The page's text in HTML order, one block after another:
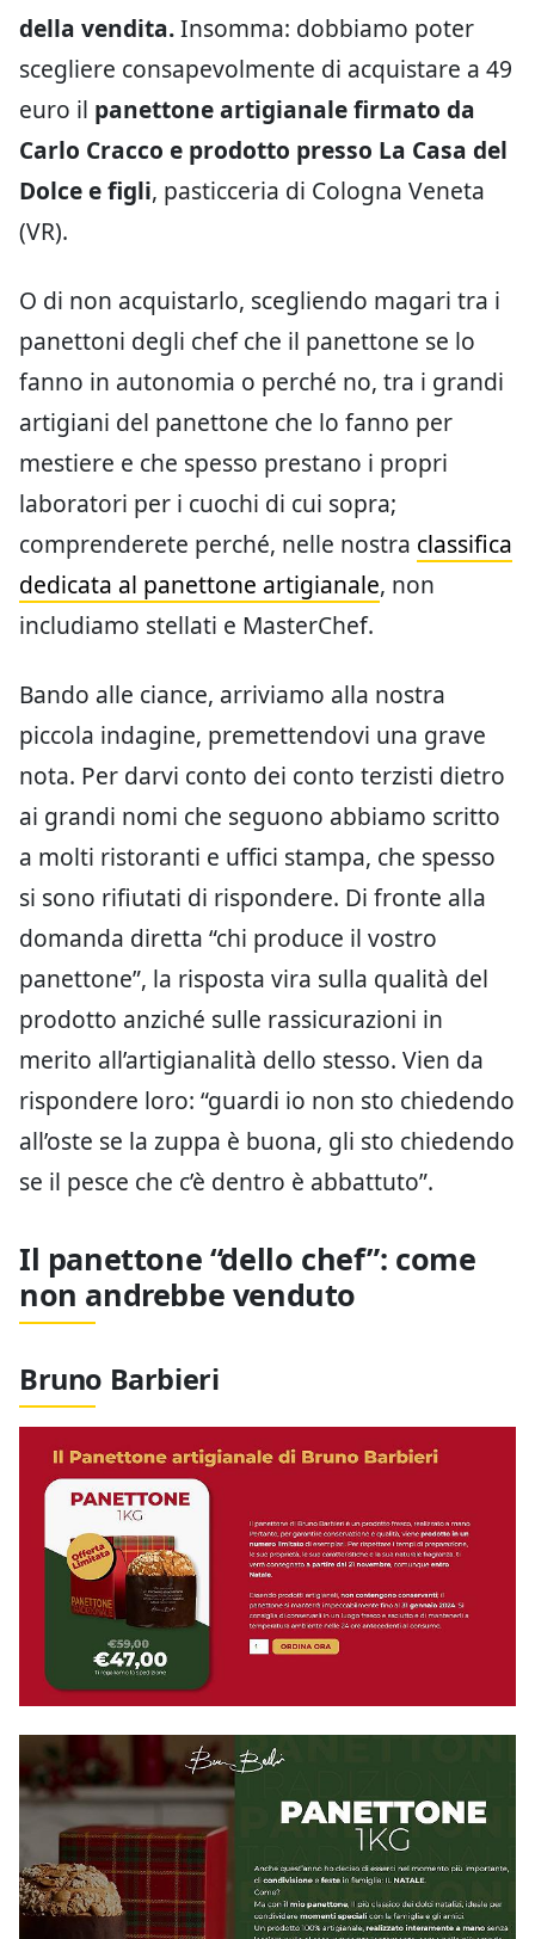
della vendita.Insomma: dobbiamo poter
scegliere consapevolmente di acquistare a 49
euro il panettone artigianale firmato da
Carlo Cracco e prodotto presso La Casa del
Dolce e figli, pasticceria di Cologna Veneta
(VR).
O di non acquistarlo, scegliendo magari tra i
panettoni degli chef che il panettone se lo
fanno in autonomia o perché no, tra i grandi
artigiani del panettone che lo fanno per
mestiere e che spesso prestano i propri
laboratori per i cuochi di cui sopra;
comprenderete perché, nelle nostra classifica
dedicata al panettone artigianale, non
includiamo stellati e MasterChef.
Bando alle ciance, arriviamo alla nostra
piccola indagine, premettendovi una grave
nota. Per darvi conto dei conto terzisti dietro
ai grandi nomi che seguono abbiamo scritto
a molti ristoranti e uffici stampa, che spesso
si sono rifiutati di rispondere. Di fronte alla
domanda diretta “chi produce il vostro
panettone”, la risposta vira sulla qualità del
prodotto anziché sulle rassicurazioni in
merito all’artigianalità dello stesso. Vien da
rispondere loro: “guardi io non sto chiedendo
all’oste se la zuppa è buona, gli sto chiedendo
se il pesce che c’è dentro è abbattuto”.
Il panettone “dello chef”: come
non andrebbe venduto
Bruno Barbieri